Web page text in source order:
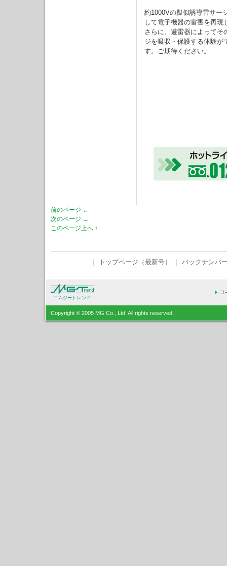
約1000Vの擬似誘導雷サー
して電子機器の雷害を再現
さらに、避雷器によってそ
ジを吸収・保護する体験が
す。ご期待ください。
前のページ ←
次のページ →
このページ上へ ↑
トップページ（最新号） バックナンバ
エムジートレンド
Copyright © 2005 MG Co., Ltd. All rights reserved.